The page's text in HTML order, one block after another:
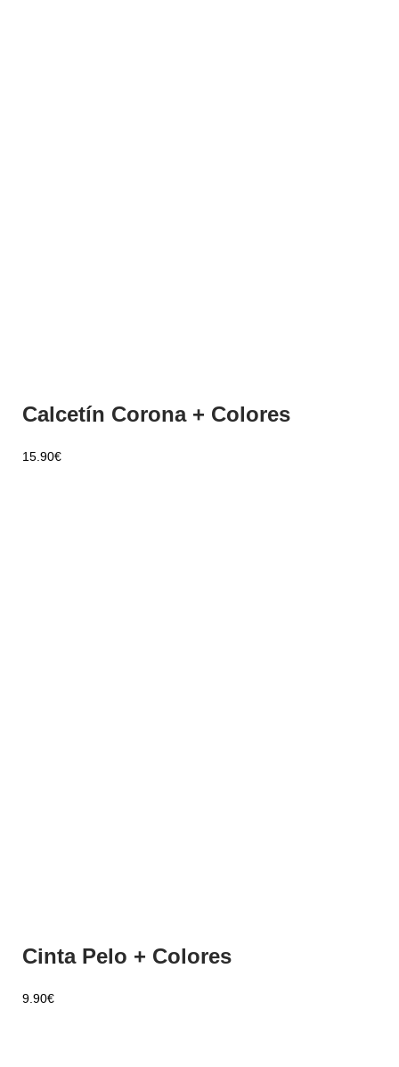
Calcetín Corona + Colores
15.90€
Cinta Pelo + Colores
9.90€